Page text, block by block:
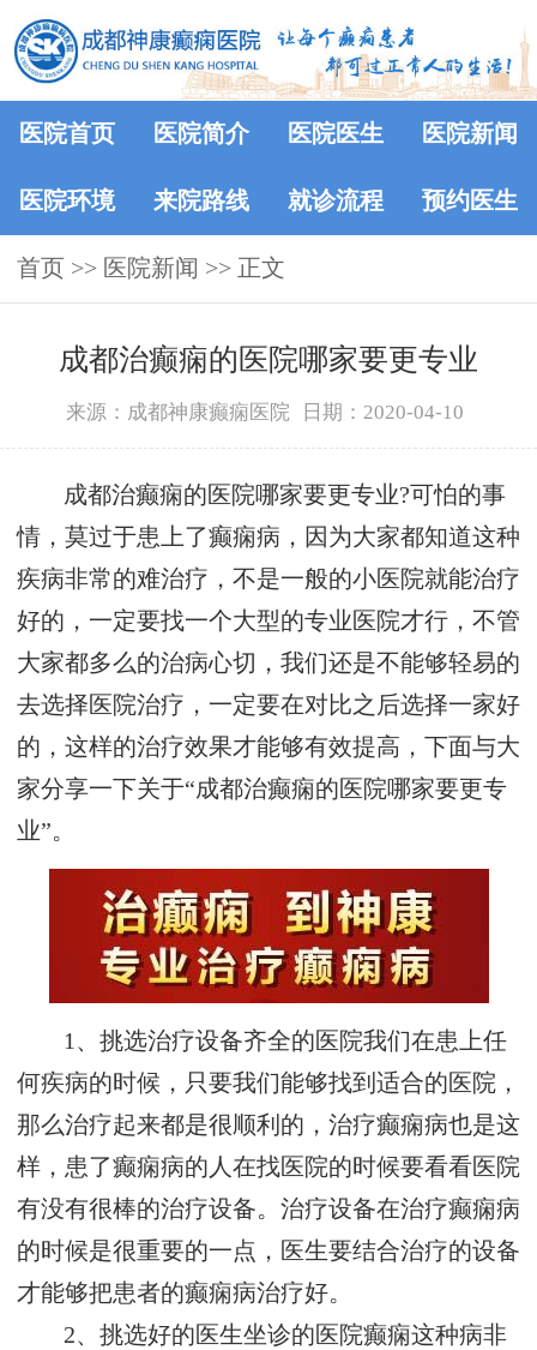
医院首页 医院简介 医院医生 医院新闻
医院环境 来院路线 就诊流程 预约医生
首页 >> 医院新闻 >> 正文
成都治癫痫的医院哪家要更专业
来源：成都神康癫痫医院 日期：2020-04-10
成都治癫痫的医院哪家要更专业?可怕的事
情，莫过于患上了癫痫病，因为大家都知道这种
疾病非常的难治疗，不是一般的小医院就能治疗
好的，一定要找一个大型的专业医院才行，不管
大家都多么的治病心切，我们还是不能够轻易的
去选择医院治疗，一定要在对比之后选择一家好
的，这样的治疗效果才能够有效提高，下面与大
家分享一下关于“成都治癫痫的医院哪家要更专
业”。
1、挑选治疗设备齐全的医院我们在患上任
何疾病的时候，只要我们能够找到适合的医院，
那么治疗起来都是很顺利的，治疗癫痫病也是这
样，患了癫痫病的人在找医院的时候要看看医院
有没有很棒的治疗设备。治疗设备在治疗癫痫病
的时候是很重要的一点，医生要结合治疗的设备
才能够把患者的癫痫病治疗好。
2、挑选好的医生坐诊的医院癫痫这种病非